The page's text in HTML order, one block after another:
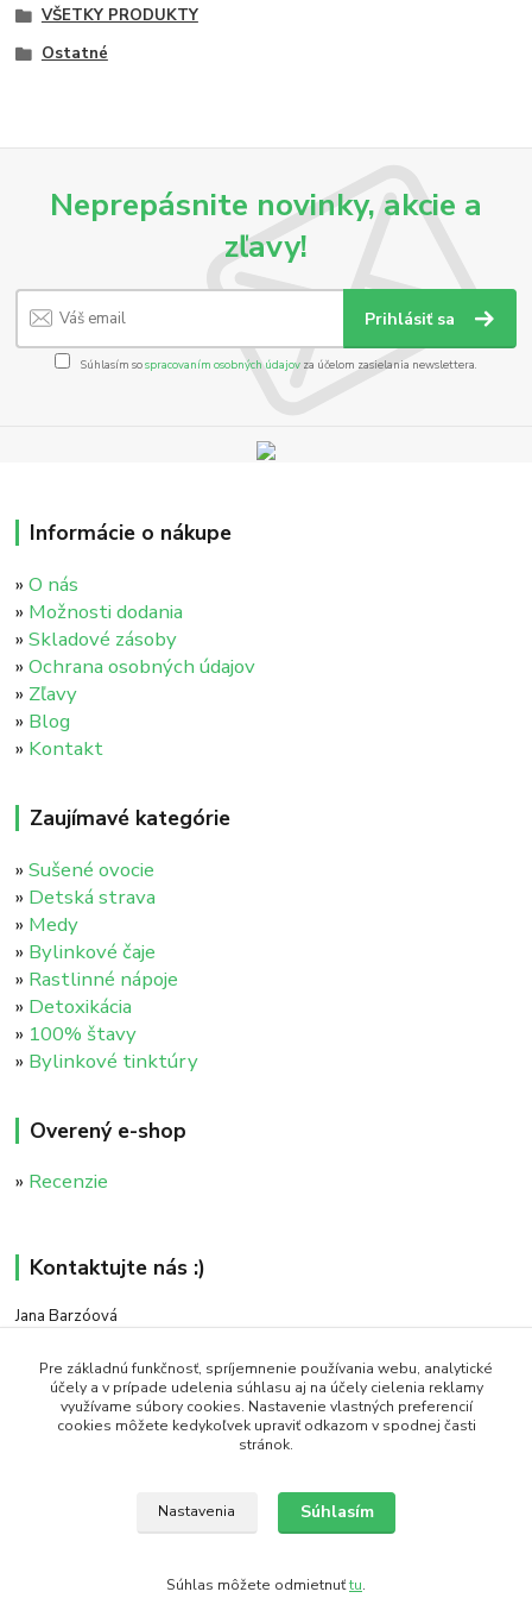
VŠETKY PRODUKTY
Ostatné
Neprepásnite novinky, akcie a
zľavy!
Prihlásiť sa
Súhlasím sospracovaním osobných údajov za účelom zasielania newslettera.
Informácie o nákupe
»O nás
» Možnosti dodania
»Skladové zásoby
»Ochrana osobných údajov
» Zľavy
» Blog
» Kontakt
Zaujímavé kategórie
»Sušené ovocie
» Detská strava
» Medy
» Bylinkové čaje
» Rastlinné nápoje
» Detoxikácia
» 100% štavy
» Bylinkové tinktúry
Overený e-shop
» Recenzie
Kontaktujte nás :)
Jana Barzóová
(PO - PIA, 8:00 - 18:00)
objednavky@naturaj.sk
Icons made by Smashicons from www.flaticon.com is licensed by CC 3.0 BY
Pre základnú funkčnosť, spríjemnenie používania webu, analytické
účely a v prípade udelenia súhlasu aj na účely cielenia reklamy
využívame súbory cookies. Nastavenie vlastných preferencií
cookies môžete kedykoľvek upraviť odkazom v spodnej časti
stránok.
Nastavenia Súhlasím
Súhlas môžete odmietnuťtu.